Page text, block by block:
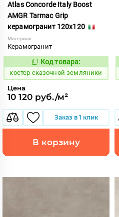
Atlas Concorde Italy Boost
AMGR Tarmac Grip
керамогранит 120x120
Материал:
Керамогранит
807906
Код товара:
костер сказочной земляники
Цена
10 120 руб./м²
Заказ в 1 клик
В корзину